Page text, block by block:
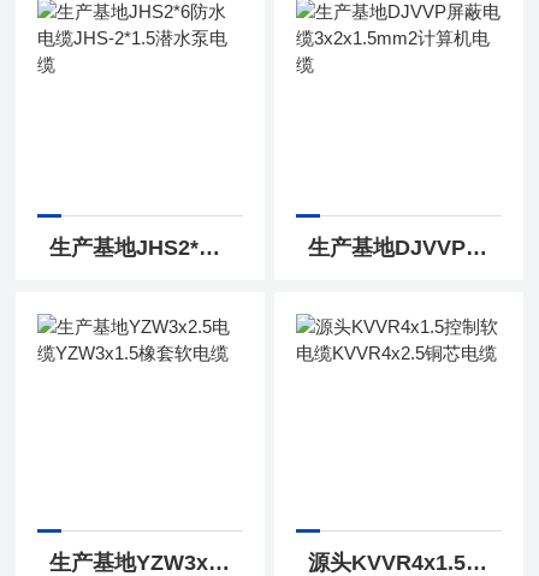
生产基地JHS2*6防水电缆JHS-2*1.5潜水泵电缆 生产基地DJVVP屏蔽电缆3x2x1.5mm2计算机电缆
生产基地YZW3x2.5电缆YZW3x1.5橡套软电缆 源头KVVR4x1.5控制软电缆KVVR4x2.5铜芯电缆